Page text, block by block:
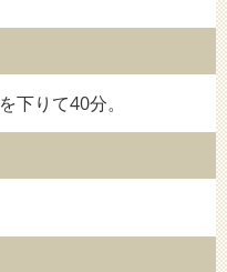
下りて40分。